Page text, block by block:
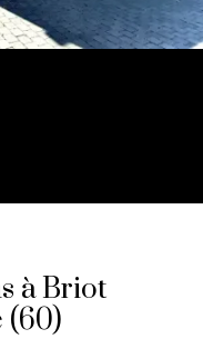
à Briot
(60)